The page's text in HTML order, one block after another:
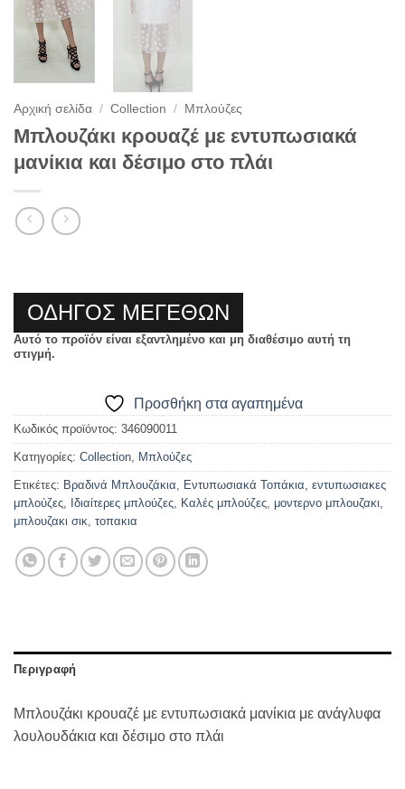
Αρχική σελίδα / Collection / Μπλούζες
Μπλουζάκι κρουαζέ με εντυπωσιακά
μανίκια και δέσιμο στο πλάι
ΟΔΗΓΟΣ ΜΕΓΕΘΩΝ
Αυτό το προϊόν είναι εξαντλημένο και μη διαθέσιμο αυτή τη
στιγμή.
Προσθήκη στα αγαπημένα
Κωδικός προϊόντος: 346090011
Κατηγορίες: Collection Μπλούζες
Ετικέτες: Βραδινά Μπλουζάκια Εντυπωσιακά Τοπάκια εντυπωσιακες
μπλούζες
Ιδιαίτερες μπλούζες Καλές μπλούζες μοντερνο μπλουζακι
μπλουζακι σικ τοπακια
Περιγραφή
Μπλουζάκι κρουαζέ με εντυπωσιακά μανίκια με ανάγλυφα
λουλουδάκια και δέσιμο στο πλάι